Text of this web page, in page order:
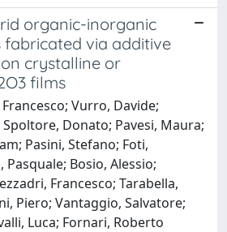
organic-inorganic
via additive
crystalline or
films
Vurro, Davide;
Donato; Pavesi, Maura;
Pasini, Stefano; Foti,
Pasquale; Bosio, Alessio;
Francesco; Tarabella,
Piero; Vantaggio, Salvatore;
Luca; Fornari, Roberto